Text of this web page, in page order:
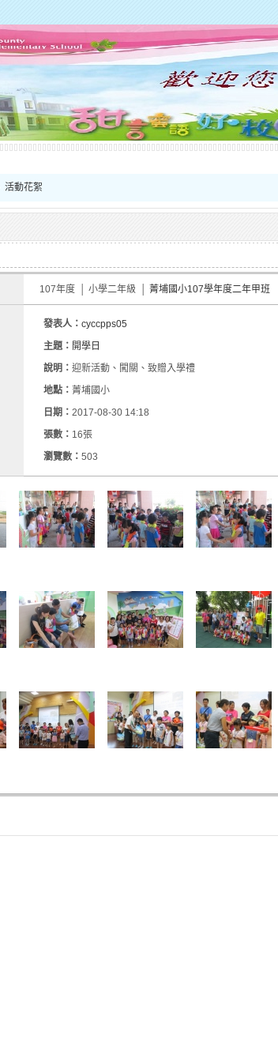
活動花絮
107年度 │ 小學二年級 │ 菁埔國小107學年度二年甲班
發表人： cyccpps05
主題： 開學日
說明： 迎新活動、闖關、致贈入學禮
地點： 菁埔國小
日期： 2017-08-30 14:18
張數： 16張
瀏覽數： 503